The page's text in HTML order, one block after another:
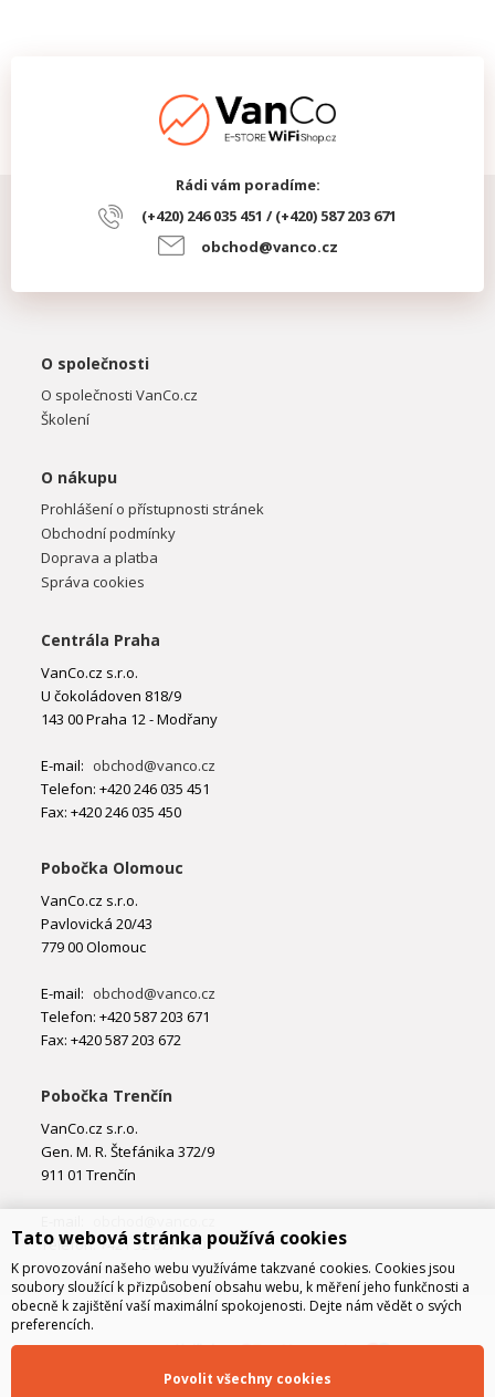
Rádi vám poradíme:
(+420) 246 035 451 / (+420) 587 203 671
obchod@vanco.cz
O společnosti
O společnosti VanCo.cz
Školení
O nákupu
Prohlášení o přístupnosti stránek
Obchodní podmínky
Doprava a platba
Správa cookies
Centrála Praha
VanCo.cz s.r.o.
U čokoládoven 818/9
143 00 Praha 12 - Modřany
E-mail: obchod@vanco.cz
Telefon: +420 246 035 451
Fax: +420 246 035 450
Pobočka Olomouc
VanCo.cz s.r.o.
Pavlovická 20/43
779 00 Olomouc
E-mail: obchod@vanco.cz
Telefon: +420 587 203 671
Fax: +420 587 203 672
Pobočka Trenčín
VanCo.cz s.r.o.
Gen. M. R. Štefánika 372/9
911 01 Trenčín
Telefon: +421 32 877 74 02
Tato webová stránka používá cookies
K provozování našeho webu využíváme takzvané cookies. Cookies jsou
soubory sloužící k přizpůsobení obsahu webu, k měření jeho funkčnosti a
obecně k zajištění vaší maximální spokojenosti. Dejte nám vědět o svých
preferencích.
Povolit všechny cookies